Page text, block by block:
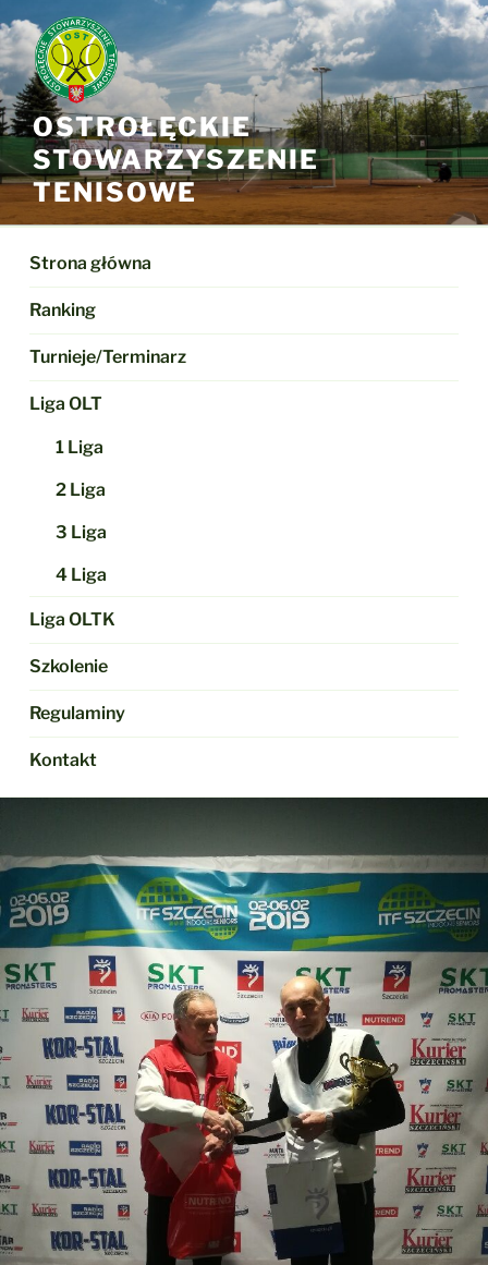
do
treści
OSTROŁĘCKIE
STOWARZYSZENIE
TENISOWE
Strona główna
Ranking
Turnieje/Terminarz
Liga OLT
1 Liga
2 Liga
3 Liga
4 Liga
Liga OLTK
Szkolenie
Regulaminy
Kontakt